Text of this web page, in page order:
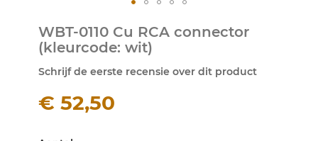
WBT-0110 Cu RCA connector
(kleurcode: wit)
Schrijf de eerste recensie over dit product
€ 52,50
naar
het
van
afbeeldingen-